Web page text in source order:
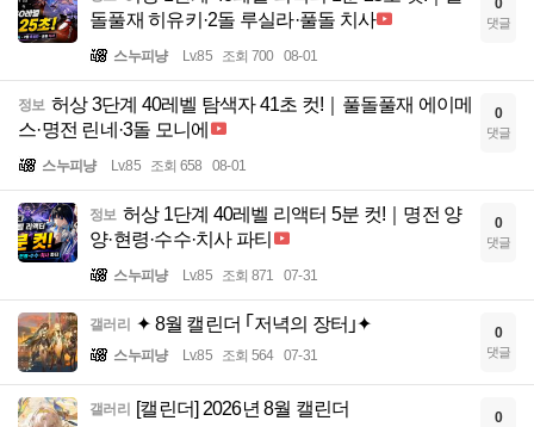
돌풀재 히유키·2돌 루실라·풀돌 치사
스누피냥 Lv.85 조회 700 08-01
0
댓글
정보 허상 3단계 40레벨 탐색자 41초 컷!｜풀돌풀재 에이메
스·명전 린네·3돌 모니에
스누피냥 Lv.85 조회 658 08-01
0
댓글
정보 허상 1단계 40레벨 리액터 5분 컷!｜명전 양
양·현령·수수·치사 파티
스누피냥 Lv.85 조회 871 07-31
0
댓글
갤러리 ✦ 8월 캘린더 ｢저녁의 장터｣✦
스누피냥 Lv.85 조회 564 07-31
0
댓글
갤러리 [캘린더] 2026년 8월 캘린더 0